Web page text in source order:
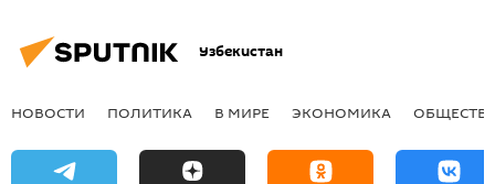
Узбекистан
НОВОСТИ ПОЛИТИКА В МИРЕ ЭКОНОМИКА